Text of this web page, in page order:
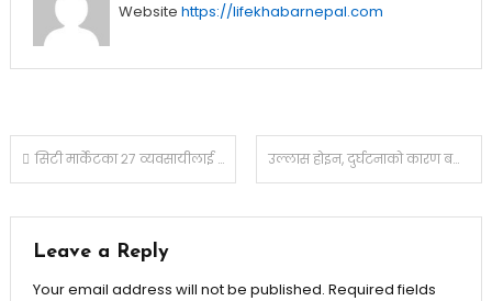
Website https://lifekhabarnepal.com
Post
navigation
सिटी मार्केटका २७ व्यवसायीलाई हट्न महानगरको निर्देशन उल्लास होइन, दुर्घटनाको कारण बन्ने गरेको छ मदिरा : एआईजी कार्की
Leave a Reply
Your email address will not be published. Required fields